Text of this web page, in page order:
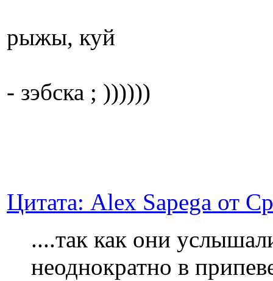
рыжы, куй
- зэбска ; ))))))
Цитата: Alex Sapega от
....так как они
неоднократно в